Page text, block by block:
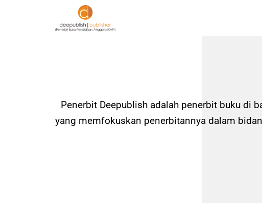
Penerbit Deepublish adalah penerbit buku di
yang memfokuskan penerbitannya dalam